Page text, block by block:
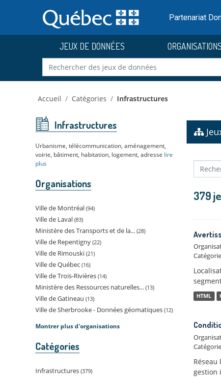
au
contenu
Partenariat
JEUX DE DONNÉES ORGANISATIONS
Accueil Catégories Infrastructures
Infrastructures
Urbanisme, télécommunication, aménagement,
voirie, bâtiment, habitation, logement, adresse lire
plus
Organisations
Ville de Montréal 94
Ville de Laval 83
Ministère des Transports et de la... 28
Ville de Repentigny 22
Ville de Rimouski 21
Ville de Québec 16
Ville de Trois-Rivières 14
Ministère des Ressources naturelles... 13
Ville de Gatineau 13
Ville de Sherbrooke - Données géomatiques 12
Montrer plus d'organisations
Catégories
Infrastructures 379
379
HTML
gestion